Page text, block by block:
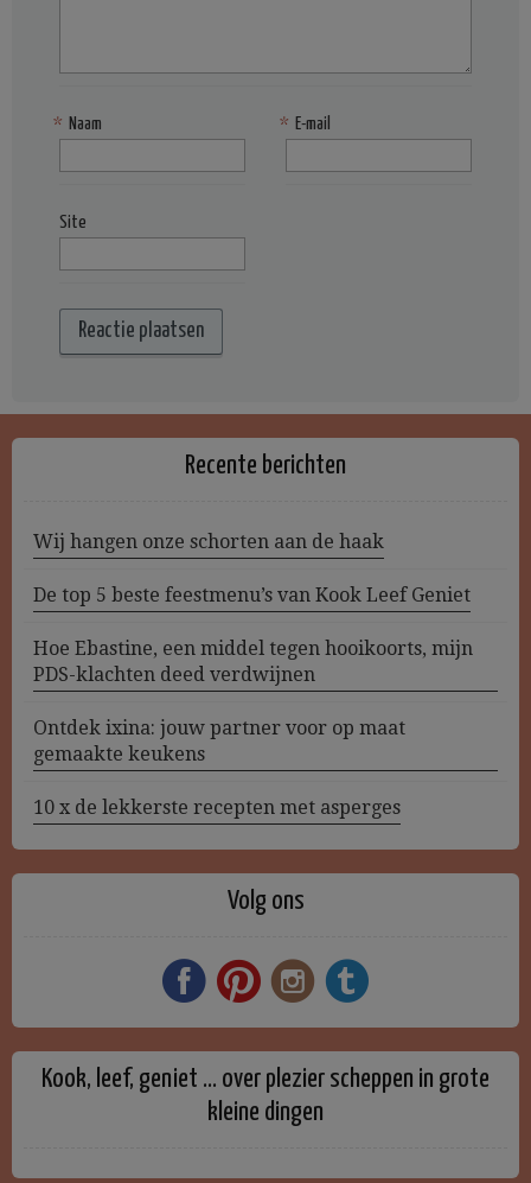
Naam
* E-mail
*
Site
Recente berichten
Wij hangen onze schorten aan de haak
De top 5 beste feestmenu’s van Kook Leef Geniet
Hoe Ebastine, een middel tegen hooikoorts, mijn
PDS-klachten deed verdwijnen
Ontdek ixina: jouw partner voor op maat
gemaakte keukens
10 x de lekkerste recepten met asperges
Volg ons
Kook, leef, geniet … over plezier scheppen in grote
kleine dingen